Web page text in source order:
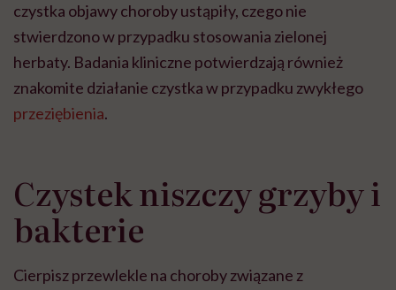
czystka objawy choroby ustąpiły, czego nie
stwierdzono w przypadku stosowania zielonej
herbaty. Badania kliniczne potwierdzają również
znakomite działanie czystka w przypadku zwykłego
przeziębienia.
Czystek niszczy grzyby i
bakterie
Cierpisz przewlekle na choroby związane z